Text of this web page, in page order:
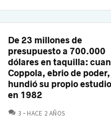
De 23 millones de
presupuesto a 700.000
dólares en taquilla:
Coppola, ebrio de poder,
hundió su propio estudio
en 1982
3 COMENTARIOS
HACE 2 AÑOS